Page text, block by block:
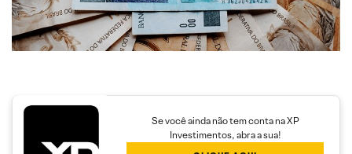
Se você ainda não tem conta na XP
Investimentos, abra a sua!